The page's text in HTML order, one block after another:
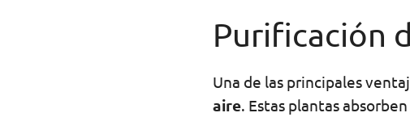
Purificación
Una de las principales
aire. Estas plantas